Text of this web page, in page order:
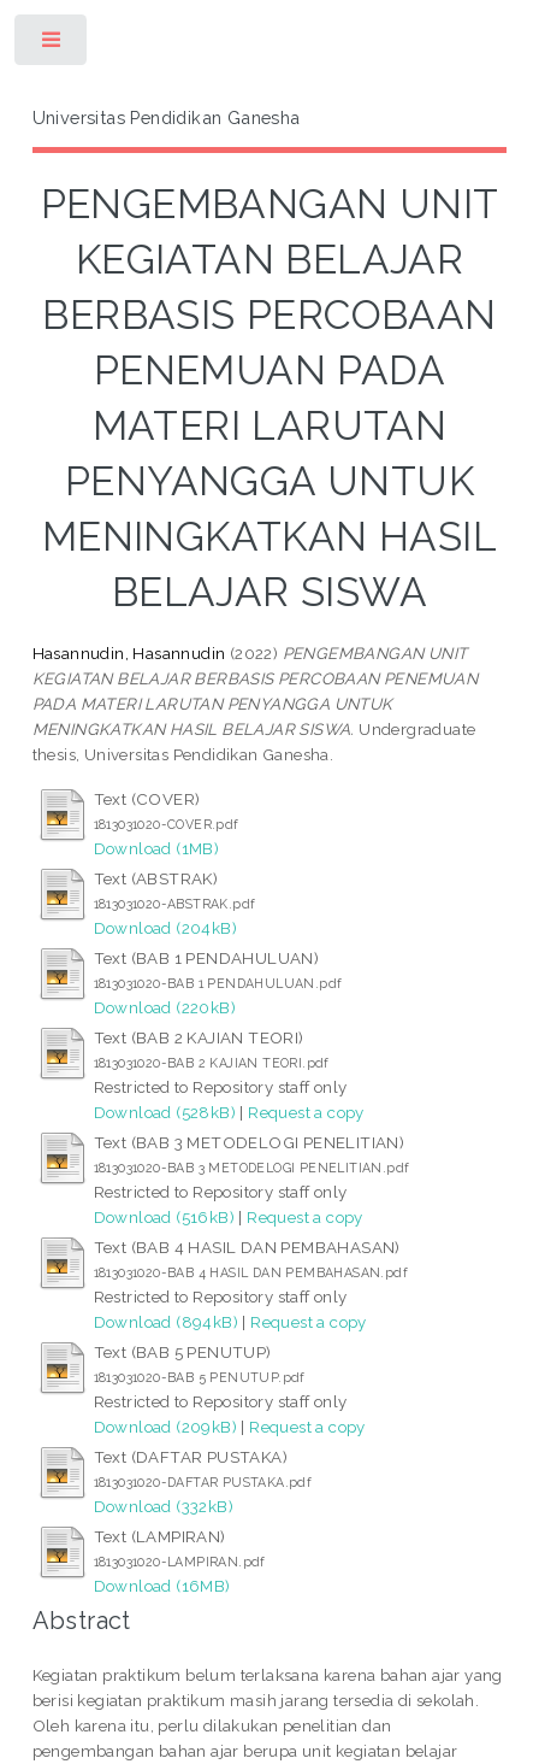
Universitas Pendidikan Ganesha
PENGEMBANGAN UNIT
KEGIATAN BELAJAR
BERBASIS PERCOBAAN
PENEMUAN PADA
MATERI LARUTAN
PENYANGGA UNTUK
MENINGKATKAN HASIL
BELAJAR SISWA
Hasannudin, Hasannudin (2022) PENGEMBANGAN UNIT
KEGIATAN BELAJAR BERBASIS PERCOBAAN PENEMUAN
PADA MATERI LARUTAN PENYANGGA UNTUK
MENINGKATKAN HASIL BELAJAR SISWA. Undergraduate
thesis, Universitas Pendidikan Ganesha.
Text (COVER)
1813031020-COVER.pdf
Download (1MB)
Text (ABSTRAK)
1813031020-ABSTRAK.pdf
Download (204kB)
Text (BAB 1 PENDAHULUAN)
1813031020-BAB 1 PENDAHULUAN.pdf
Download (220kB)
Text (BAB 2 KAJIAN TEORI)
1813031020-BAB 2 KAJIAN TEORI.pdf
Restricted to Repository staff only
Download (528kB) | Request a copy
Text (BAB 3 METODELOGI PENELITIAN)
1813031020-BAB 3 METODELOGI PENELITIAN.pdf
Restricted to Repository staff only
Download (516kB) | Request a copy
Text (BAB 4 HASIL DAN PEMBAHASAN)
1813031020-BAB 4 HASIL DAN PEMBAHASAN.pdf
Restricted to Repository staff only
Download (894kB) | Request a copy
Text (BAB 5 PENUTUP)
1813031020-BAB 5 PENUTUP.pdf
Restricted to Repository staff only
Download (209kB) | Request a copy
Text (DAFTAR PUSTAKA)
1813031020-DAFTAR PUSTAKA.pdf
Download (332kB)
Text (LAMPIRAN)
1813031020-LAMPIRAN.pdf
Download (16MB)
Abstract
Kegiatan praktikum belum terlaksana karena bahan ajar yang
berisi kegiatan praktikum masih jarang tersedia di sekolah.
Oleh karena itu, perlu dilakukan penelitian dan
pengembangan bahan ajar berupa unit kegiatan belajar